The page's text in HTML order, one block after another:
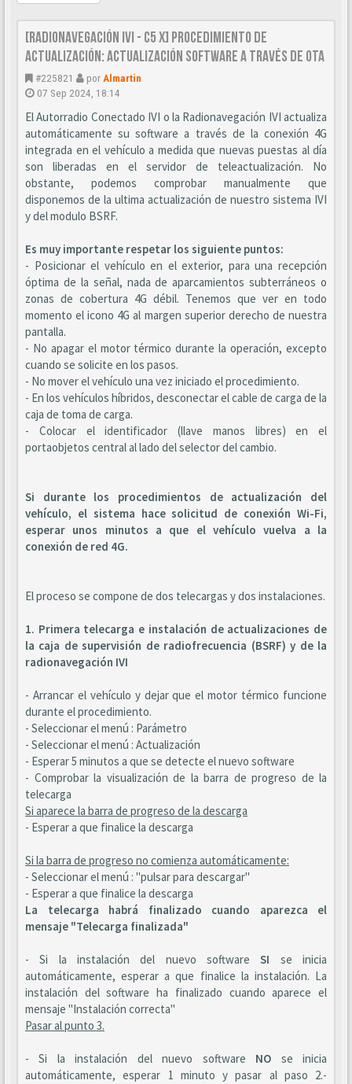
[Radionavegación IVI - C5 X] Procedimiento de
actualización: Actualización software a través de OTA
#225821 por Almartin
07 Sep 2024, 18:14
El Autorradio Conectado IVI o la Radionavegación IVI actualiza
automáticamente su software a través de la conexión 4G
integrada en el vehículo a medida que nuevas puestas al día
son liberadas en el servidor de teleactualización. No
obstante, podemos comprobar manualmente que
disponemos de la ultima actualización de nuestro sistema IVI
y del modulo BSRF.
Es muy importante respetar los siguiente puntos:
- Posicionar el vehículo en el exterior, para una recepción
óptima de la señal, nada de aparcamientos subterráneos o
zonas de cobertura 4G débil. Tenemos que ver en todo
momento el icono 4G al margen superior derecho de nuestra
pantalla.
- No apagar el motor térmico durante la operación, excepto
cuando se solicite en los pasos.
- No mover el vehículo una vez iniciado el procedimiento.
- En los vehículos híbridos, desconectar el cable de carga de la
caja de toma de carga.
- Colocar el identificador (llave manos libres) en el
portaobjetos central al lado del selector del cambio.
Si durante los procedimientos de actualización del
vehículo, el sistema hace solicitud de conexión Wi-Fi,
esperar unos minutos a que el vehículo vuelva a la
conexión de red 4G.
El proceso se compone de dos telecargas y dos instalaciones.
1. Primera telecarga e instalación de actualizaciones de
la caja de supervisión de radiofrecuencia (BSRF) y de la
radionavegación IVI
- Arrancar el vehículo y dejar que el motor térmico funcione
durante el procedimiento.
- Seleccionar el menú : Parámetro
- Seleccionar el menú : Actualización
- Esperar 5 minutos a que se detecte el nuevo software
- Comprobar la visualización de la barra de progreso de la
telecarga
Si aparece la barra de progreso de la descarga
- Esperar a que finalice la descarga
Si la barra de progreso no comienza automáticamente:
- Seleccionar el menú : "pulsar para descargar"
- Esperar a que finalice la descarga
La telecarga habrá finalizado cuando aparezca el
mensaje "Telecarga finalizada"
- Si la instalación del nuevo softwareSI se inicia
automáticamente, esperar a que finalice la instalación. La
instalación del software ha finalizado cuando aparece el
mensaje "Instalación correcta"
Pasar al punto 3.
- Si la instalación del nuevo software NO se inicia
automáticamente, esperar 1 minuto y pasar al paso 2.-